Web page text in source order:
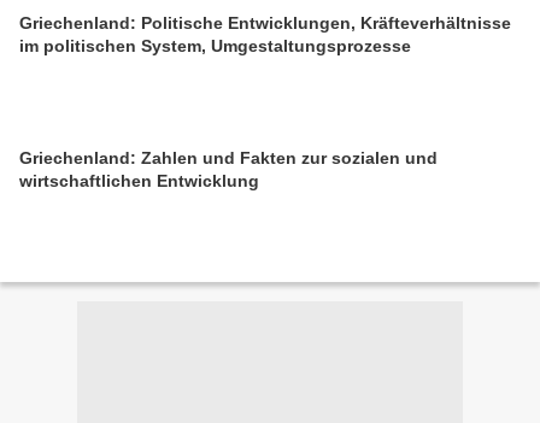
Griechenland: Politische Entwicklungen, Kräfteverhältnisse
im politischen System, Umgestaltungsprozesse
Griechenland: Zahlen und Fakten zur sozialen und
wirtschaftlichen Entwicklung